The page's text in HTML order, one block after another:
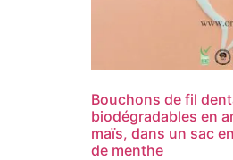
Bouchons de fil
biodégradables en
maïs, dans un sac
de menthe